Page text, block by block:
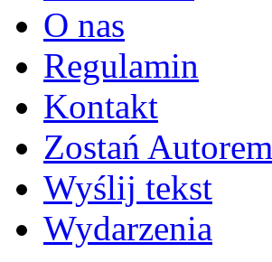
O nas
Regulamin
Kontakt
Zostań Autorem
Wyślij tekst
Wydarzenia